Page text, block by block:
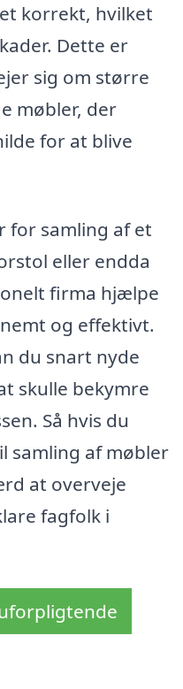
korrekt, hvilket
Dette er
sig om større
møbler, der
for at blive
for samling af et
eller endda
firma hjælpe
og effektivt.
du snart nyde
skulle bekymre
Så hvis du
samling af møbler
at overveje
fagfolk i